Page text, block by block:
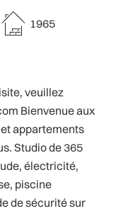
1965
veuillez
Bienvenue aux
appartements
Studio de 365
électricité,
piscine
de sécurité sur